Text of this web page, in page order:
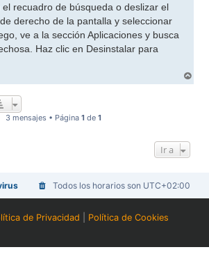
el recuadro de búsqueda o deslizar el
derecho de la pantalla y seleccionar
ve a la sección Aplicaciones y busca
Haz clic en Desinstalar para
r
3 mensajes • Página 1 de 1
Ir a
Todos los horarios son UTC+02:00
de Privacidad
Política de Cookies